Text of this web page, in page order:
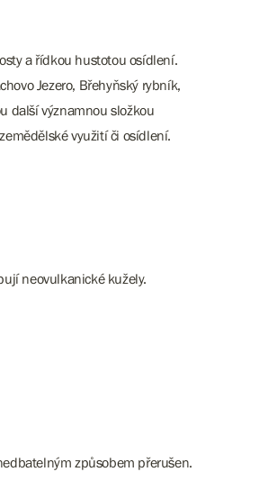
a řídkou hustotou osídlení.
Jezero, Břehyňský rybník,
další významnou složkou
využití či osídlení.
neovulkanické kužely.
způsobem přerušen.